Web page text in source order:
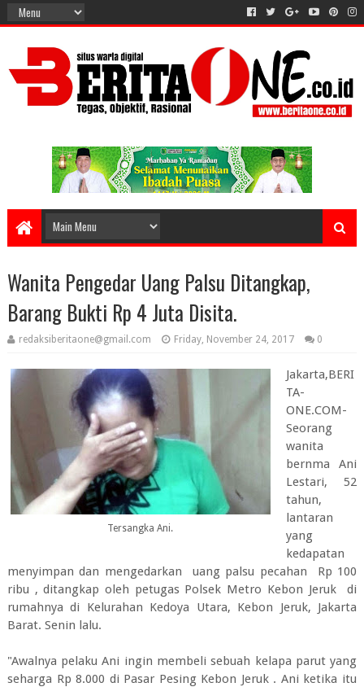
Wanita Pengedar Uang Palsu Ditangkap,
Barang Bukti Rp 4 Juta Disita.
redaksiberitaone@gmail.com Friday, November 24, 2017 0
Tersangka Ani.
Jakarta,BERI
TA-
ONE.COM-
Seorang
wanita
bernma Ani
Lestari, 52
tahun,
lantaran
yang
kedapatan
menyimpan dan mengedarkan uang palsu pecahan Rp 100
ribu , ditangkap oleh petugas Polsek Metro Kebon Jeruk di
rumahnya di Kelurahan Kedoya Utara, Kebon Jeruk, Jakarta
Barat. Senin lalu.
"Awalnya pelaku Ani ingin membeli sebuah kelapa parut yang
seharga Rp 8.000 di Pasar Pesing Kebon Jeruk . Ani ketika itu